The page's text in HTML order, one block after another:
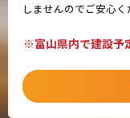
しませんのでご安心く
※富山県内で建設予